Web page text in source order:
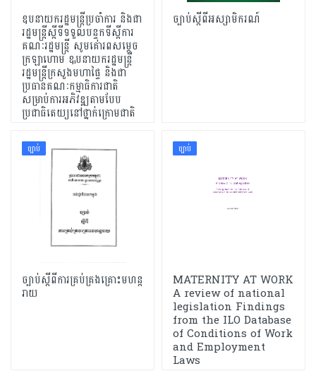
ឧបនាយករដ្ឋមន្រ្តីប្រចាំការ និងជា
រដ្ឋមន្រ្តីស្តីទីទទួលបន្ទុកទីស្តីការ
គណៈរដ្ឋមន្រ្តី សូមគោរពសម្តេច
ក្រឡាហោម ឩបនាយករដ្ឋមន្រ្តី
រដ្ឋមន្រ្តីក្រសួងមហាផ្ទៃ និងជា
ប្រធានគណៈកម្មាធិការជាតិ
សម្រាប់ការអភិវឌ្ឍតាមបែប
ប្រជាធិតេយ្យនៅថ្នាក់ក្រោមជាតិ
ច្បាប់ស្តីពីអស្សាមិករណ៍
ច្បាប់
ច្បាប់ស្តីពីការគ្រប់គ្រងគ្រោះមហន្ត
រាយ
ច្បាប់
MATERNITY AT WORK
A review of national
legislation Findings
from the ILO Database
of Conditions of Work
and Employment
Laws